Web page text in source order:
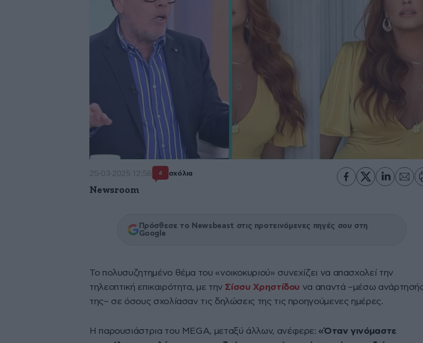
25·03·2025 12:58 4 σχόλια
Newsroom
Πρόσθεσε το Newsbeast στις προτεινόμενες πηγές σου στη
Google
Το πολυσυζητημένο θέμα του «νοικοκυριού» συνεχίζει να απασχολεί την
τηλεοπτική επικαιρότητα, με την Σίσσυ Χρηστίδου να απαντά –μέσω
της– σε όσους σχολίασαν τις δηλώσεις της τις προηγούμενες ημέρες.
Η παρουσιάστρια του MEGA, μεταξύ άλλων, ανέφερε: «Όταν γινόμαστε